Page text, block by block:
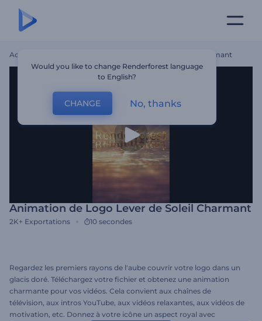
Accueil Animation De Logo Lever De Soleil Charmant
Animation de Logo Lever de Soleil Charmant
2K+ Exportations 10 secondes
Regardez les premiers rayons de l'aube couvrir votre logo dans un
glacis doré. Téléchargez votre fichier et obtenez une animation
charmante pour vos vidéos. Cela convient aux chaînes de
télévision, aux intros YouTube, aux vidéos relaxantes, aux vidéos de
motivation, etc. Donnez à votre icône un aspect royal avec
Would you like to change Renderforest language
to English?
CHANGE No, thanks